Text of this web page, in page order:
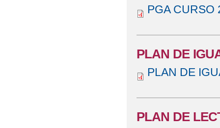
PGA CURSO
PLAN DE
PLAN DE
PLAN DE